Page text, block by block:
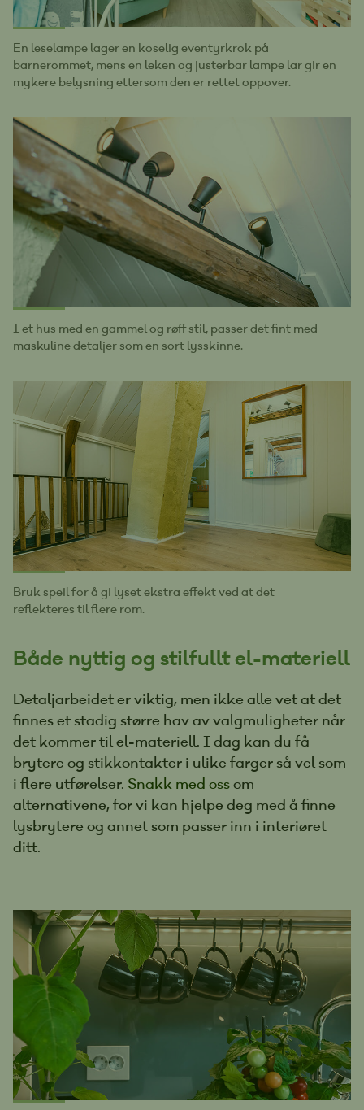
En leselampe lager en koselig eventyrkrok på
barnerommet, mens en leken og justerbar lampe lar gir en
mykere belysning ettersom den er rettet oppover.
I et hus med en gammel og røff stil, passer det fint med
maskuline detaljer som en sort lysskinne.
Bruk speil for å gi lyset ekstra effekt ved at det
reflekteres til flere rom.
Både nyttig og stilfullt el-materiell
Detaljarbeidet er viktig, men ikke alle vet at det
finnes et stadig større hav av valgmuligheter når
det kommer til el-materiell. I dag kan du få
brytere og stikkontakter i ulike farger så vel som
i flere utførelser. Snakk med ossom
alternativene, for vi kan hjelpe deg med å finne
lysbrytere og annet som passer inn i interiøret
ditt.